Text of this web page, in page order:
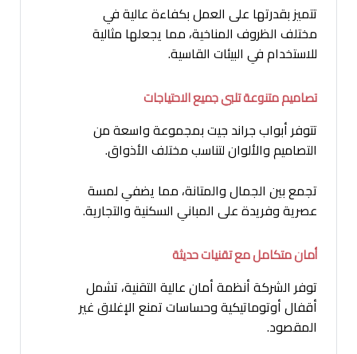
تتميز بقدرتها على العمل بكفاءة عالية في
مختلف الظروف المناخية، مما يجعلها مثالية
للاستخدام في البيئات القاسية.
تصاميم متنوعة تلبي جميع الاحتياجات
تتوفر أبواب جراند جيت بمجموعة واسعة من
التصاميم والألوان لتناسب مختلف الأذواق.
تجمع بين الجمال والمتانة، مما يضفي لمسة
عصرية وفريدة على المباني السكنية والتجارية.
أمان متكامل مع تقنيات حديثة
توفر الشركة أنظمة أمان عالية التقنية، تشمل
أقفال أوتوماتيكية وحساسات تمنع الإغلاق غير
المقصود.